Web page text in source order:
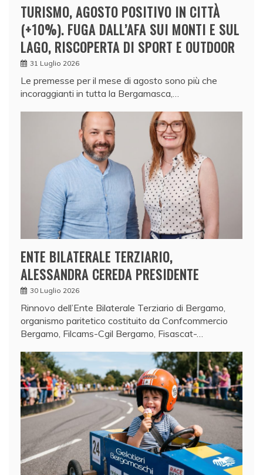
TURISMO, AGOSTO POSITIVO IN CITTÀ
(+10%). FUGA DALL’AFA SUI MONTI E SUL
LAGO, RISCOPERTA DI SPORT E OUTDOOR
31 Luglio 2026
Le premesse per il mese di agosto sono più che
incoraggianti in tutta la Bergamasca,…
ENTE BILATERALE TERZIARIO,
ALESSANDRA CEREDA PRESIDENTE
30 Luglio 2026
Rinnovo dell’Ente Bilaterale Terziario di Bergamo,
organismo paritetico costituito da Confcommercio
Bergamo, Filcams-Cgil Bergamo, Fisascat-…